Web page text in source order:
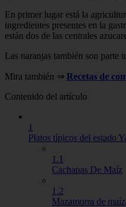
En primer lugar está la
ingredientes presentes en la
están dos de las centrales
Las naranjas también son parte
Mira también ⇒ Recetas de
Contenido del artículo
1
Platos típicos del estado
1.1
Cachapas De Maíz
1.2
Mazamorra de maíz